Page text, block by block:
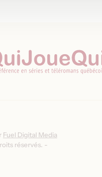
Fuel Digital Media
réservés. -